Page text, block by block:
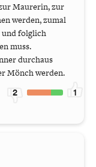
Maurerin, zur
werden, zumal
und folglich
muss.
durchaus
Mönch werden.
2 1